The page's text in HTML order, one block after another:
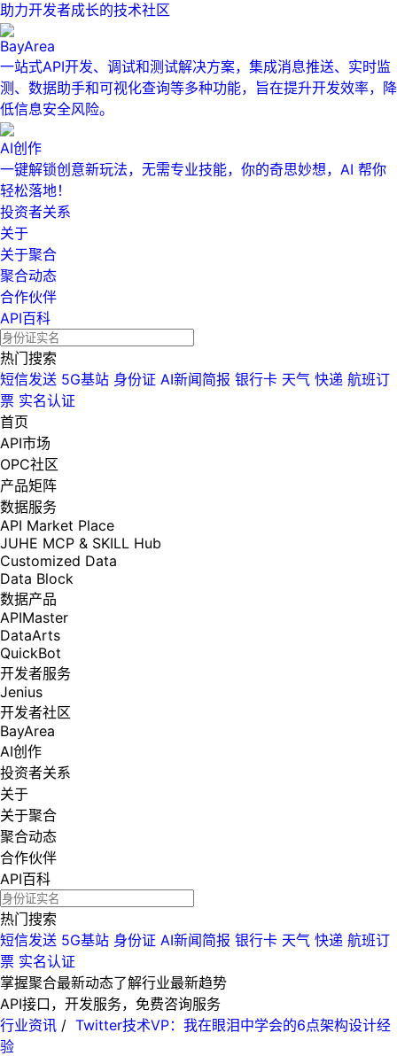
助力开发者成长的技术社区
BayArea
一站式API开发、调试和测试解决方案，集成消息推送、实时监
测、数据助手和可视化查询等多种功能，旨在提升开发效率，降
低信息安全风险。
AI创作
一键解锁创意新玩法，无需专业技能，你的奇思妙想，AI 帮你
轻松落地！
投资者关系
关于
关于聚合
聚合动态
合作伙伴
API百科
热门搜索
短信发送 5G基站 身份证 AI新闻简报 银行卡 天气 快递 航班订
票 实名认证
首页
API市场
OPC社区
产品矩阵
数据服务
API Market Place
JUHE MCP & SKILL Hub
Customized Data
Data Block
数据产品
APIMaster
DataArts
QuickBot
开发者服务
Jenius
开发者社区
BayArea
AI创作
投资者关系
关于
关于聚合
聚合动态
合作伙伴
API百科
热门搜索
短信发送 5G基站 身份证 AI新闻简报 银行卡 天气 快递 航班订
票 实名认证
掌握聚合最新动态了解行业最新趋势
API接口，开发服务，免费咨询服务
行业资讯 / Twitter技术VP：我在眼泪中学会的6点架构设计经
验